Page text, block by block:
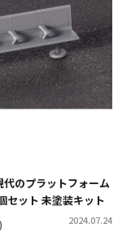
のプラットフォーム
セット 未塗装キット
2024.07.24